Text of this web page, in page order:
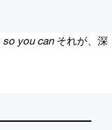
so you can それが、深